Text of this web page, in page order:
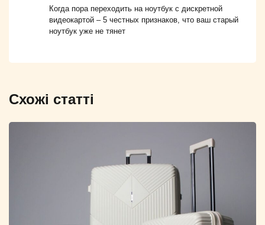
Когда пора переходить на ноутбук с дискретной
видеокартой – 5 честных признаков, что ваш старый
ноутбук уже не тянет
Схожі статті